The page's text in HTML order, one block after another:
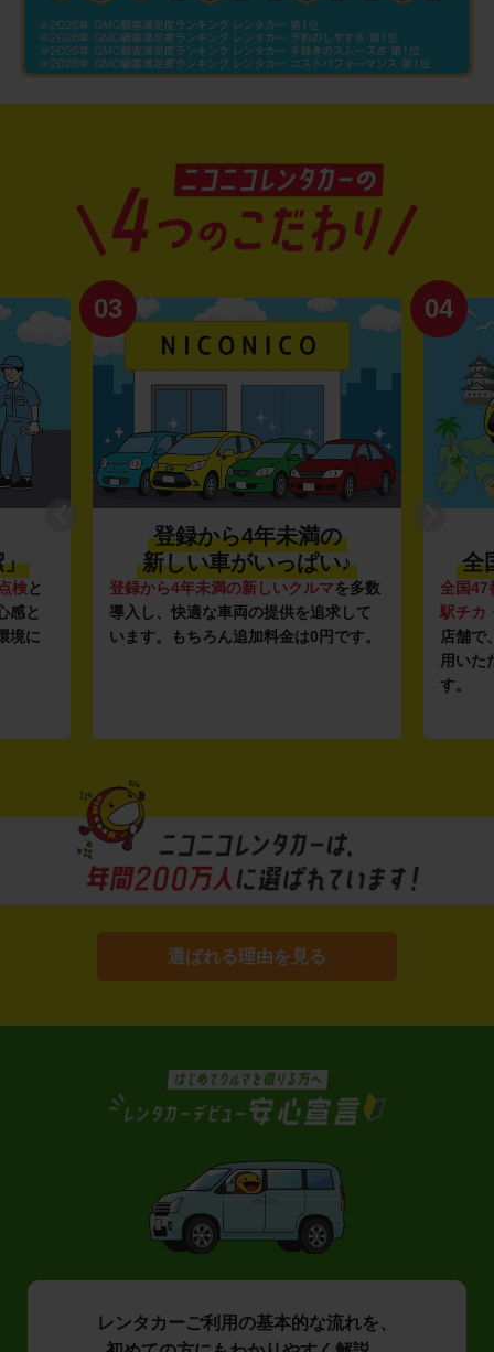
」
検と
感と
境に
03
登録から4年未満の
新しい車がいっぱい♪
登録から4年未満の新しいクルマを多数
導入し、快適な車両の提供を追求して
います。もちろん追加料金は0円です。
04
全
全国47
駅チカ
店舗で
用いた
す。
選ばれる理由を見る
レンタカーご利用の基本的な流れを、